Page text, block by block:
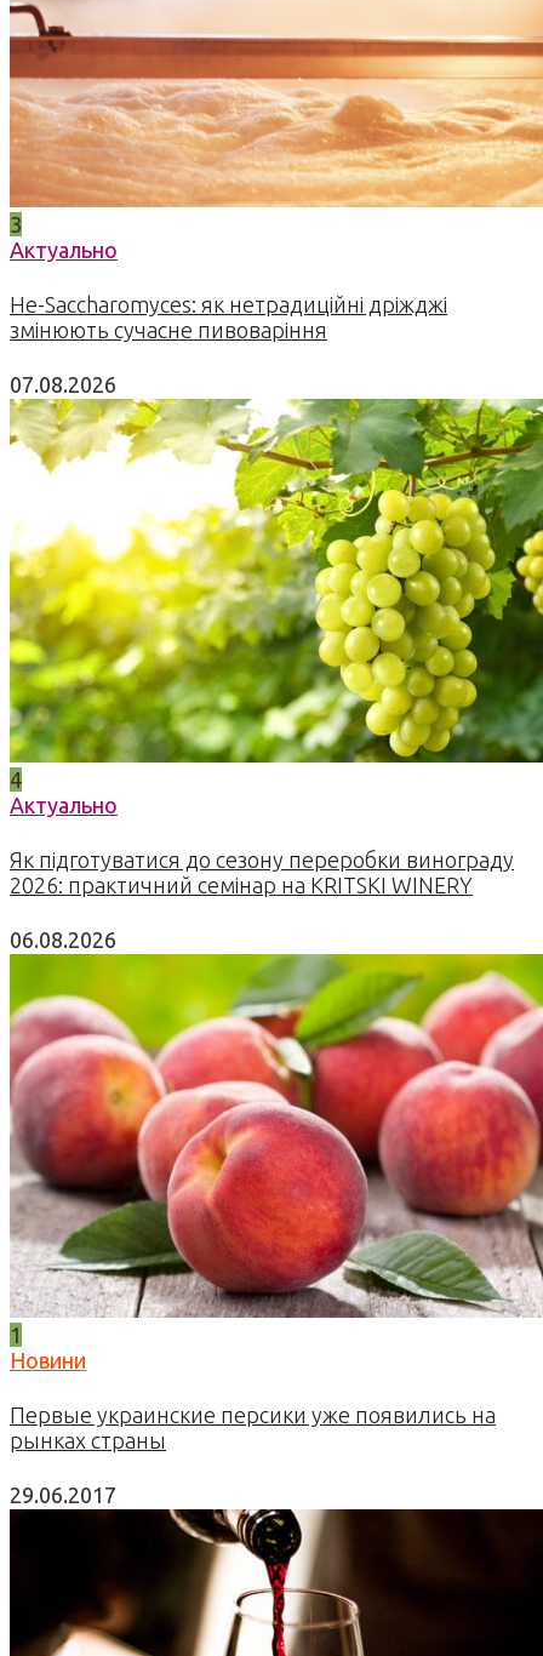
3
Актуально
Не-Saccharomyces: як нетрадиційні дріжджі
змінюють сучасне пивоваріння
07.08.2026
4
Актуально
Як підготуватися до сезону переробки винограду
2026: практичний семінар на KRITSKI WINERY
06.08.2026
1
Новини
Первые украинские персики уже появились на
рынках страны
29.06.2017